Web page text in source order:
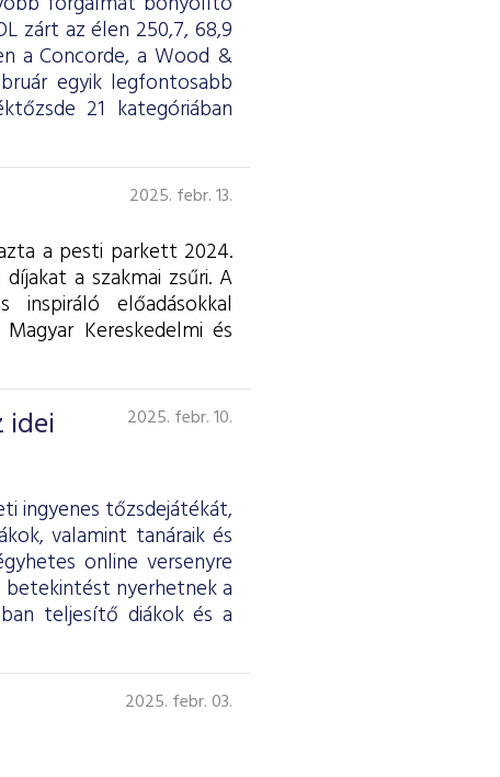
zárt az élen 250,7, 68,9
a Concorde, a Wood &
egyik legfontosabb
21 kategóriában
2025. febr. 13.
a pesti parkett 2024.
a szakmai zsűri. A
előadásokkal
Kereskedelmi és
idei
2025. febr. 10.
ingyenes tőzsdejátékát,
valamint tanáraik és
online versenyre
nyerhetnek a
teljesítő diákok és a
2025. febr. 03.